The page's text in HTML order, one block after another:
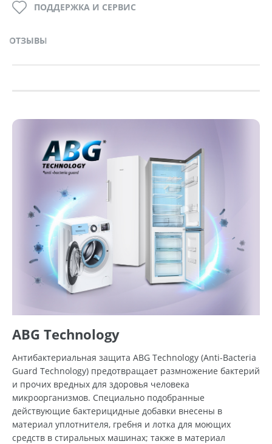
ОТЗЫВЫ
ПОДДЕРЖКА И СЕРВИС
ABG Technology
Антибактериальная защита ABG Technology (Anti-Bacteria
Guard Technology) предотвращает размножение бактерий
и прочих вредных для здоровья человека
микроорганизмов. Специально подобранные
действующие бактерицидные добавки внесены в
материал уплотнителя, гребня и лотка для моющих
средств в стиральных машинах; также в материал